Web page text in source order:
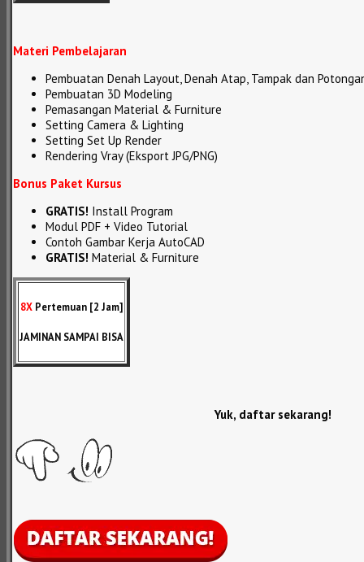
Materi Pembelajaran
Pembuatan Denah Layout, Denah Atap, Tampak dan
Pembuatan 3D Modeling
Pemasangan Material & Furniture
Setting Camera & Lighting
Setting Set Up Render
Rendering Vray (Eksport JPG/PNG)
Bonus Paket Kursus
GRATIS! Install Program
Modul PDF + Video Tutorial
Contoh Gambar Kerja AutoCAD
GRATIS! Material & Furniture
8X Pertemuan [2 Jam]
JAMINAN SAMPAI BISA
Yuk, daftar sekarang!